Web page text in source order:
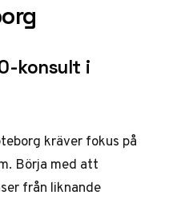
konsult i
kräver fokus på
Börja med att
från liknande